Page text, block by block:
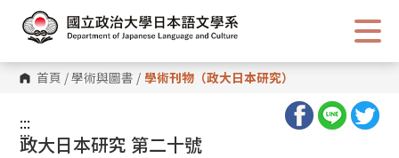
內
容 首頁 /學術與圖書 / 學術刊物（政大日本研究）
:::
:::
政大日本研究 第二十號